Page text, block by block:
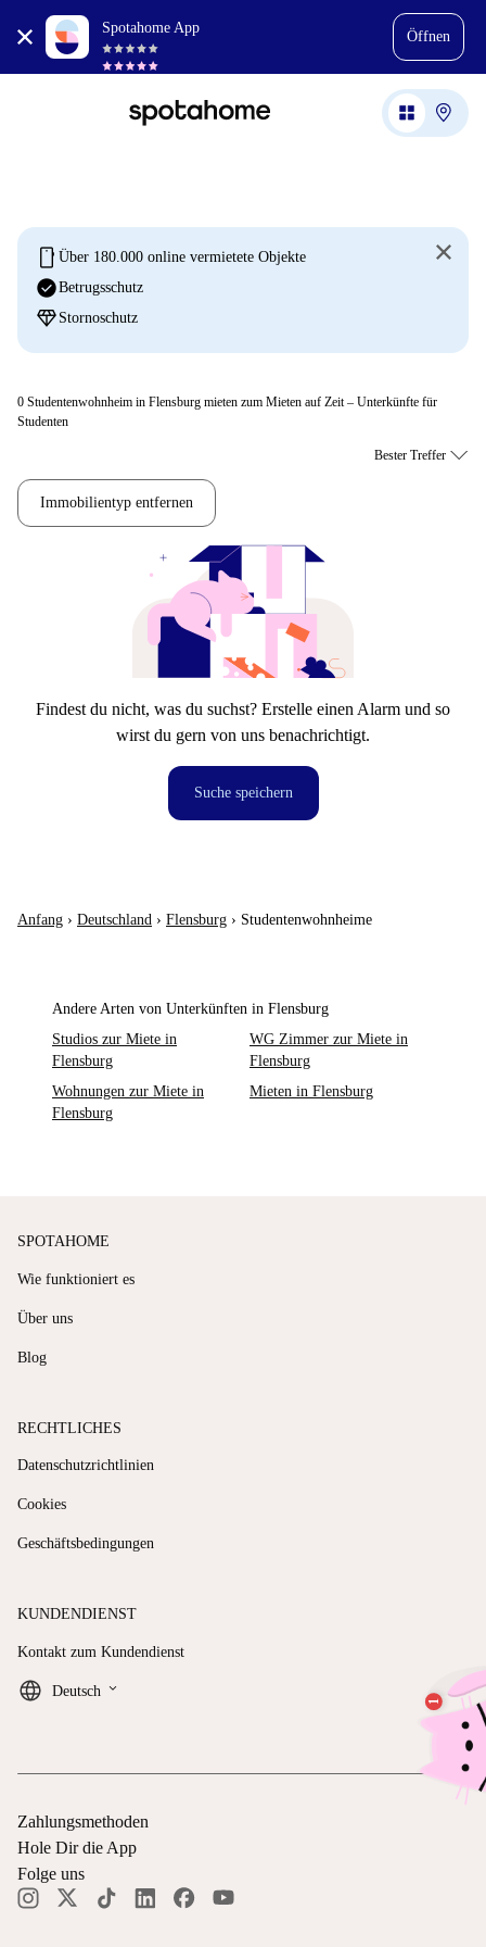
Spotahome App
Öffnen
mobile Über 180.000 online vermietete Objekte
check_circleBetrugsschutz
diamond Stornoschutz
0 Studentenwohnheim in Flensburg mieten zum Mieten auf Zeit – Unterkünfte für
Studenten
Immobilientyp entfernen
Findest du nicht, was du suchst? Erstelle einen Alarm und so
wirst du gern von uns benachrichtigt.
Suche speichern
Anfang › Deutschland › Flensburg › Studentenwohnheime
Andere Arten von Unterkünften in Flensburg
Studios zur Miete in
Flensburg
WG Zimmer zur Miete in
Flensburg
Wohnungen zur Miete in
Flensburg
Mieten in Flensburg
SPOTAHOME
Wie funktioniert es
Über uns
Blog
RECHTLICHES
Datenschutzrichtlinien
Cookies
Geschäftsbedingungen
KUNDENDIENST
Kontakt zum Kundendienst
Deutsch keyboard_arrow_down
Zahlungsmethoden
Hole Dir die App
Folge uns